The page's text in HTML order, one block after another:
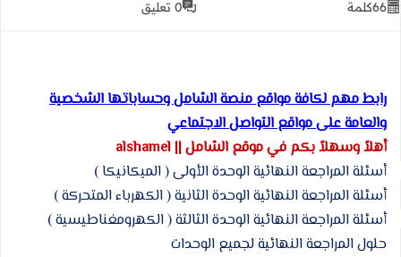
66كلمة 0 تعليق
رابط مهم لكافة مواقع منصة الشامل وحساباتها الشخصية
والعامة على مواقع التواصل الاجتماعي
أهلاً وسهلاً بكم في موقع الشامل || alshamel
أسئلة المراجعة النهائية الوحدة الأولى ( الميكانيكا )
أسئلة المراجعة النهائية الوحدة الثانية ( الكهرباء المتحركة )
أسئلة المراجعة النهائية الوحدة الثالثة ( الكهرومغناطيسية )
حلول المراجعة النهائية لجميع الوحدات